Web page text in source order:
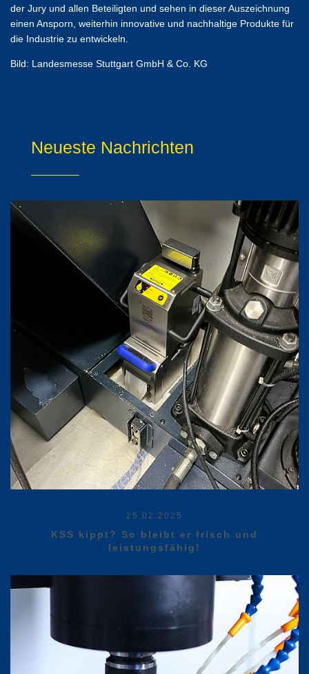
der Jury und allen Beteiligten und sehen in dieser Auszeichnung
einen Ansporn, weiterhin innovative und nachhaltige Produkte für
die Industrie zu entwickeln.
Bild: Landesmesse Stuttgart GmbH & Co. KG
Neueste Nachrichten
25.02.2025
KSS kippt? So bleibt er frisch und
leistungsfähig!